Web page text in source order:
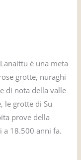
è una meta
grotte, nuraghi
di nota della valle
le grotte di Su
prove della
a 18.500 anni fa.